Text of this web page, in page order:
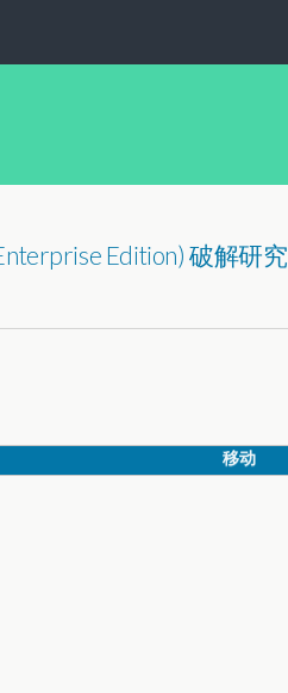
Edition) 破解研究
移动